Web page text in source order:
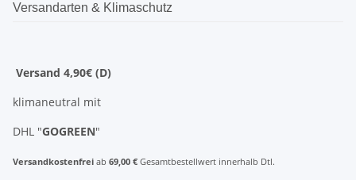
Versandarten & Klimaschutz
Versand 4,90€ (D)
klimaneutral mit
DHL "GOGREEN"
Versandkostenfrei ab 69,00 € Gesamtbestellwert innerhalb Dtl.